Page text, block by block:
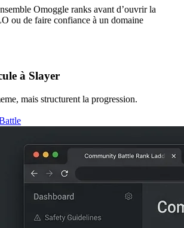
Omoggle ranks avant d’ouvrir la
ou de faire confiance à un domaine
à Slayer
mais structurent la progression.